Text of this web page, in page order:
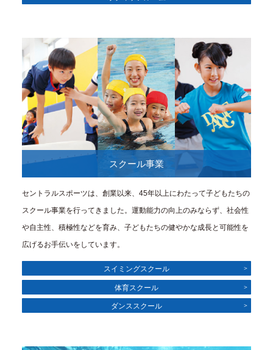
スクール事業
セントラルスポーツは、創業以来、45年以上にわたって子どもたちの
スクール事業を行ってきました。運動能力の向上のみならず、社会性
や自主性、積極性などを育み、子どもたちの健やかな成長と可能性を
広げるお手伝いをしています。
スイミングスクール
体育スクール
ダンススクール